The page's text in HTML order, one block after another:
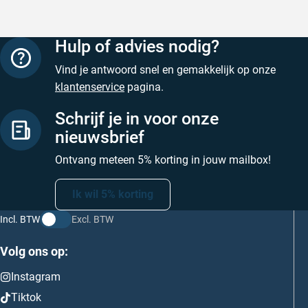
Hulp of advies nodig?
Vind je antwoord snel en gemakkelijk op onze
klantenservice pagina.
Schrijf je in voor onze
nieuwsbrief
Ontvang meteen 5% korting in jouw mailbox!
Ik wil 5% korting
Incl. BTW Excl. BTW
Volg ons op:
Instagram
Tiktok